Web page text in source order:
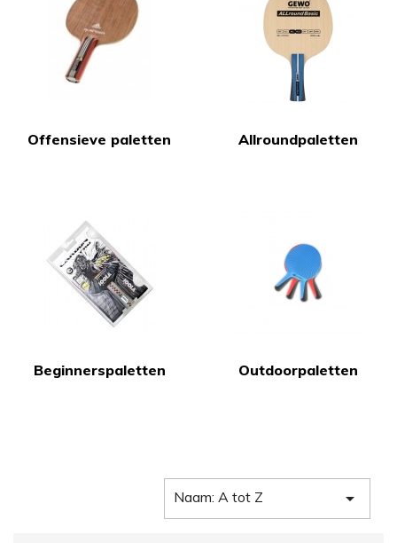
Offensieve paletten Allroundpaletten
Beginnerspaletten Outdoorpaletten
Naam: A tot Z 